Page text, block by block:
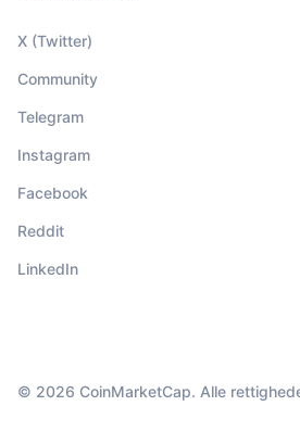
X (Twitter)
Community
Telegram
Instagram
Facebook
Reddit
LinkedIn
© 2026 CoinMarketCap. Alle